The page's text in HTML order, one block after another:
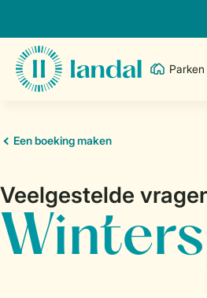
Parken